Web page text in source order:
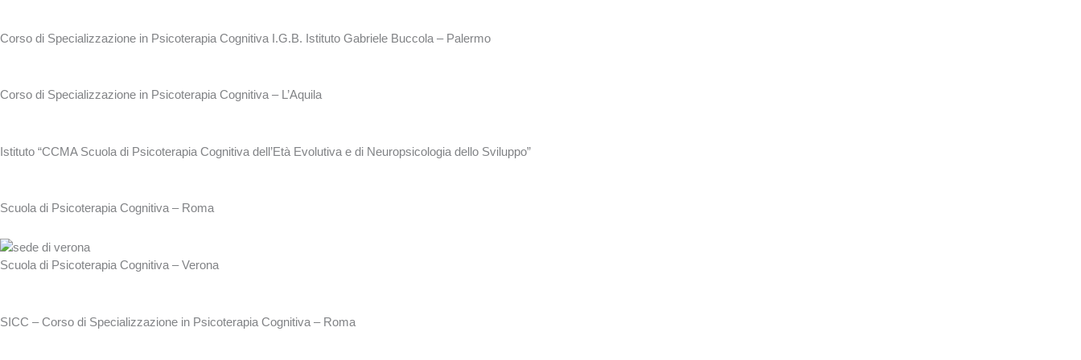
Corso di Specializzazione in Psicoterapia Cognitiva I.G.B. Istituto Gabriele Buccola – Palermo
Corso di Specializzazione in Psicoterapia Cognitiva – L’Aquila
Istituto “CCMA Scuola di Psicoterapia Cognitiva dell’Età Evolutiva e di Neuropsicologia dello Sviluppo”
Scuola di Psicoterapia Cognitiva – Roma
Scuola di Psicoterapia Cognitiva – Verona
SICC – Corso di Specializzazione in Psicoterapia Cognitiva – Roma